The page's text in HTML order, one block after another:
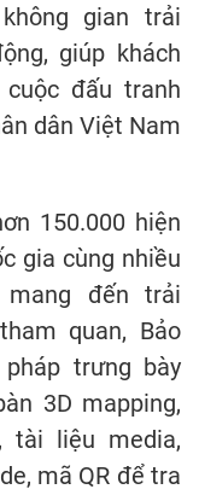
gian trải
giúp khách
đấu tranh
dân Việt Nam
150.000 hiện
gia cùng nhiều
đến trải
quan, Bảo
trưng bày
3D mapping,
tài liệu media,
mã QR để tra